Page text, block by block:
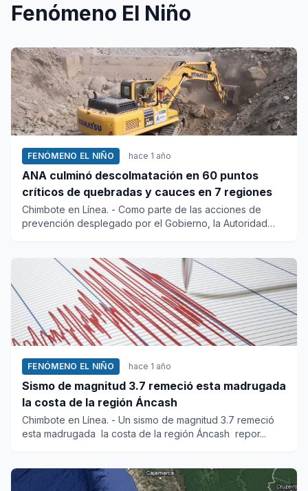
Fenómeno El Niño
FENÓMENO EL NIÑO hace 1 año
ANA culminó descolmatación en 60 puntos
críticos de quebradas y cauces en 7 regiones
Chimbote en Línea. - Como parte de las acciones de
prevención desplegado por el Gobierno, la Autoridad
FENÓMENO EL NIÑO hace 1 año
Sismo de magnitud 3.7 remeció esta madrugada
la costa de la región Áncash
Chimbote en Línea. - Un sismo de magnitud 3.7 remeció
esta madrugada la costa de la región Áncash repor...